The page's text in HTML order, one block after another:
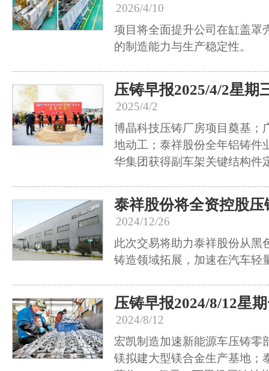
2026/4/10
项目将全面提升公司在缸盖罩
的制造能力与生产稳定性。
压铸早报2025/4/2星期
2025/4/2
博晶科技压铸厂房项目奠基；
地动工；泰祥股份全年铝铸件
华集团获得副车架关键结构件
泰祥股份将全资控股
2024/12/26
此次交易将助力泰祥股份从黑
铸造领域拓展，加速在汽车轻
压铸早报2024/8/12星
2024/8/12
宏凯制造加速新能源车压铸零
镁拟建大型镁合金生产基地；